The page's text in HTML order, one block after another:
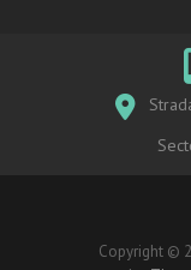
Copyright ©